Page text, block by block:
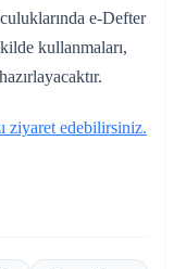
e-Defter
kullanmaları,
ziyaret edebilirsiniz.